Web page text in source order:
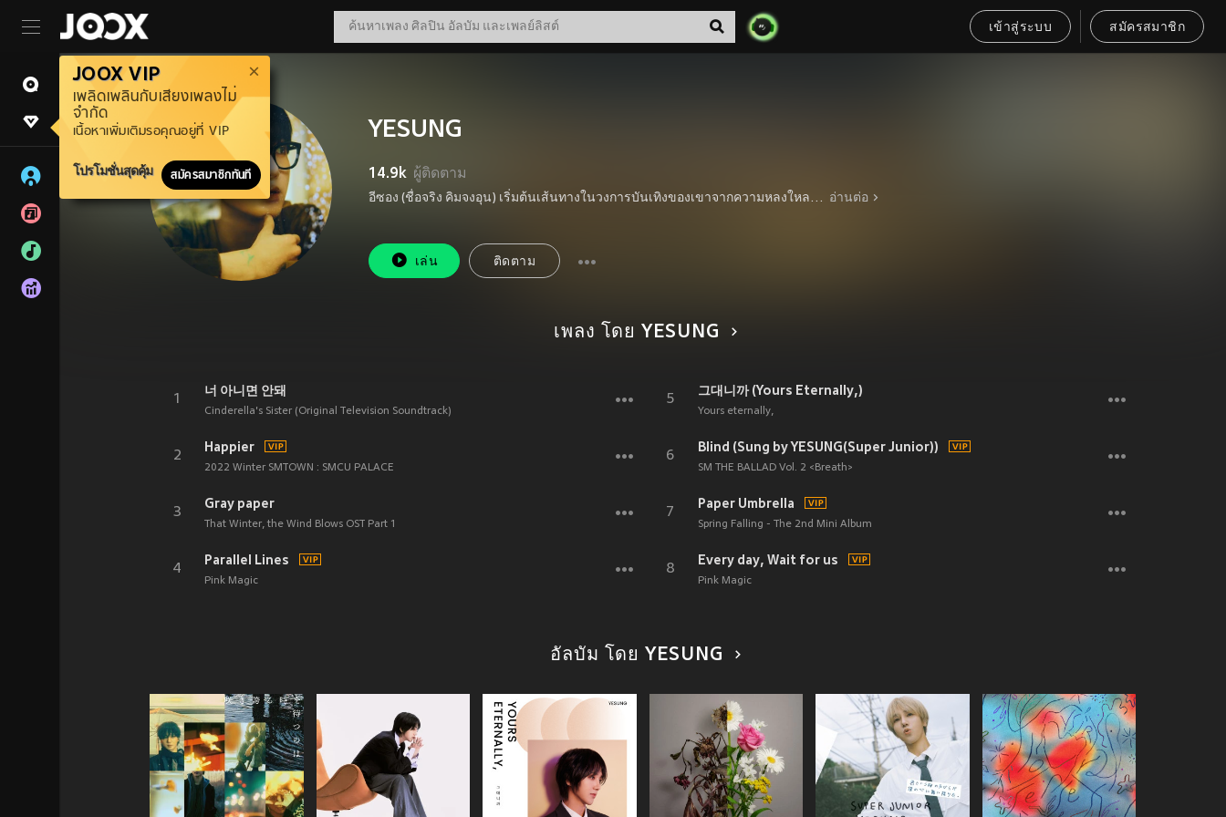
เข้าสู่ระบบ สมัครสมาชิก
JOOX VIP
เพลิดเพลินกับเสียงเพลงไม่
จำกัด
เนื้อหาเพิ่มเติมรอคุณอยู่ที่ VIP
โปรโมชั่นสุดคุ้ม สมัครสมาชิกทันที
YESUNG
14.9k ผู้ติดตาม
อีซอง (ชื่อจริง คิมจงอุน) เริ่มต้นเส้นทางในวงการบันเทิงของเขาจากความหลงใหลในดนตรีตั้งแต่ยังเป็นวัยรุ่น ในปี พ.ศ. 2542 ขณะที่อายุเพียง 15 ปี เขาได้แสดงความสามารถที่โดดเด่นโดยได้รับรางวัลทองคำจากเทศกาลเพลงแทอัน หลังจากนั้นในปี พ.ศ. 2544 เขาได้เซ็นสัญญากับบริษัท SM Entertainment ในฐานะผู้ชนะรางวัลใหญ่จากการประกวดร้องเพลง SM BEST ซึ่งเป็นการวางรากฐานที่มั่นคงสำหรับเส้นทางสู่ดาวของเขา เมื่อวันที่ 6 พฤศจิกายน พ.ศ. 2548 เขาได้เปิดตัวในวงการเพลงในฐานะสมาชิกของ Super Junior และเป็นนักร้องนำของกลุ่มด้วยเสียงร้องแหบเสน่ห์อันเป็นเอกลักษณ์และเปี่ยมด้วยอารมณ์ และตอกย้ำภาพลักษณ์แนวเพลงบัลลาดให้ลึกซึ้งยิ่งขึ้นด้วยการเปิดตัวในรูปแบบซับยูนิต Super Junior-K.R.Y. ในปีถัดมา ในวงการละครเวทีและเพลงประกอบซีรีส์และภาพยนตร์ อีซองได้แสดงพลังทางศิลปะในหลายมิติ ตั้งแต่ปี พ.ศ. 2552 เขาได้โชว์การแสดงในละครเวทีขนาดใหญ่เช่น "นัมฮันซานซอง" และ "ฮงกิลดง" พร้อมยังคงเป็นผู้ถ่ายทอดอารมณ์ความรู้สึกสำคัญในละครยอดนิยมหลายเรื่องผ่านเพลงประกอบสุดคลาสสิกอย่าง "너 아니면 안돼" และ "먹지" โดยเฉพาะเพลง "너 아니면 안돼" ยังช่วยให้เขาได้รับการเสนอชื่อเข้าชิงรางวัล Golden Disc Awards สาขาเพลงดิจิทัลยอดเยี่ยม ช่วงเวลาแห่งการข้ามสายงานนี้ไม่เพียงแต่ตอกย้ำฉายา "จักรพรรดิ OST" ของเขาเท่านั้น แต่ยังเพิ่มมิติทางการแสดงที่เปี่ยมด้วยอารมณ์ให้กับเสียงร้องของเขาอีกด้วย หลังจากช่วงเวลาการเกณฑ์ทหารระหว่างปี พ.ศ. 2556 ถึง พ.ศ. 2558 อีซองกลับสู่เวทีด้วยความเป็นผู้ใหญ่กว่าเดิม หลังจากปลดประจำการ เขาได้ร้องเพลงธีม "꿈을 꾸다" สำหรับละครประวัติศาสตร์ "ฮวาเจง" ในปีเดียวกันนั้น เขายังได้ก้าวออกจากกรอบเดิมๆ ด้วยการรับบทในละครแนวสังคมของช่อง JTBC เรื่อง "จุยซอ" ซึ่งถือเป็นการประเดิมผลงานการแสดงทางจอแก้วครั้งแรกของเขา ด้วยความมุ่งมั่นในการขยายขอบเขตสายอาชีพอย่างต่อเนื่องนี้ ทำให้เขาสามารถโลดแล่นได้อย่างคล่องตัวในหลากหลายบทบาท ไม่ว่าจะเป็นนักร้องไอดอล, นักแสดงละครเวที, หรือนักแสดงหน้าใหม่ในวงการโทรทัศน์และภาพยนตร์ ในฐานะสมาชิกสำคัญของครอบครัว Super Junior อีซองยังคงมีบทบาทอย่างแข็งขันในโปรเจกต์ต่างๆ ของวงผ่านยูนิตย่อยอย่าง Super Junior-Happy และอื่นๆ โดยพื้นฐานการเป็นนักแสดงละครเวทีและทักษะการร้องที่มั่นคงของเขากลายเป็นชิ้นส่วนที่เป็นเอกลักษณ์ในบุคลิกทางศิลปะของกลุ่ม จากนักร้องฝึกหัดที่ยังอ่อนประสบการณ์สู่การเป็นศิลปินมากความสามารถรอบด้าน ตลอดระยะเวลากว่าสองทศวรรษในเส้นทางอาชีพของเขาได้สะท้อนถึงการแสวงหาความเป็นเลิศในศิลปะการขับร้องมาโดยตลอด อ่านต่อ
เล่น ติดตาม
เพลง โดย YESUNG
1
너 아니면 안돼
Cinderella's Sister (Original Television Soundtrack)
2
Happier
2022 Winter SMTOWN : SMCU PALACE
3
Gray paper
That Winter, the Wind Blows OST Part 1
4
Parallel Lines
Pink Magic
5
그대니까 (Yours Eternally,)
Yours eternally,
6
Blind (Sung by YESUNG(Super Junior))
SM THE BALLAD Vol. 2 <Breath>
7
Paper Umbrella
Spring Falling - The 2nd Mini Album
8
Every day, Wait for us
Pink Magic
อัลบัม โดย YESUNG